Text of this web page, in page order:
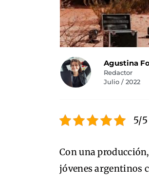
Agustina
Redactor
Julio / 2022
5/
Con una
jóvenes argentinos